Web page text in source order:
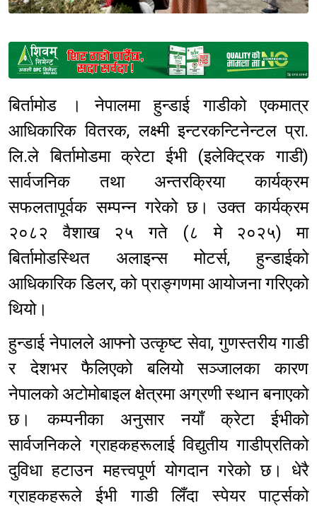
Sponsored
बिर्तामोड । नेपालमा हुन्डाई गाडीको एकमात्र
आधिकारिक वितरक, लक्ष्मी इन्टरकन्टिनेन्टल प्रा.
लि.ले बिर्तामोडमा क्रेटा ईभी (इलेक्ट्रिक गाडी)
सार्वजनिक तथा अन्तरक्रिया कार्यक्रम
सफलतापूर्वक सम्पन्न गरेको छ। उक्त कार्यक्रम
२०८२ वैशाख २५ गते (८ मे २०२५) मा
बिर्तामोडस्थित अलाइन्स मोटर्स, हुन्डाईको
आधिकारिक डिलर, को प्राङ्गणमा आयोजना गरिएको
थियो।
हुन्डाई नेपालले आफ्नो उत्कृष्ट सेवा, गुणस्तरीय गाडी
र देशभर फैलिएको बलियो सञ्जालका कारण
नेपालको अटोमोबाइल क्षेत्रमा अग्रणी स्थान बनाएको
छ। कम्पनीका अनुसार नयाँ क्रेटा ईभीको
सार्वजनिकले ग्राहकहरूलाई विद्युतीय गाडीप्रतिको
दुविधा हटाउन महत्त्वपूर्ण योगदान गरेको छ। धेरै
ग्राहकहरूले ईभी गाडी लिँदा स्पेयर पार्ट्सको